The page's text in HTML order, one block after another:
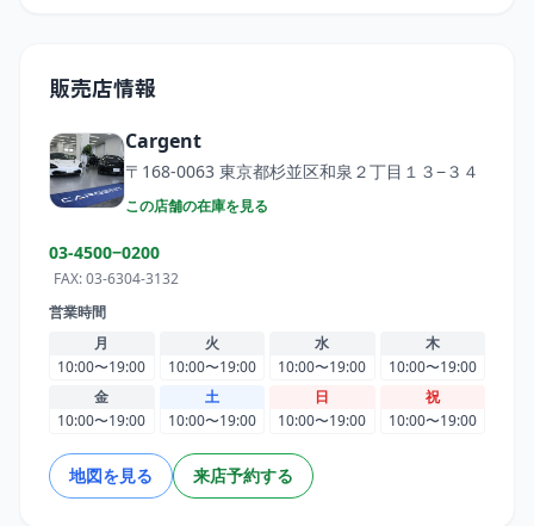
販売店情報
Cargent
〒168-0063 東京都杉並区和泉２丁目１３−３４
この店舗の在庫を見る
03-4500−0200
FAX:03-6304-3132
営業時間
月
10:00〜19:00
火
10:00〜19:00
水
10:00〜19:00
木
10:00〜19:00
金
10:00〜19:00
土
10:00〜19:00
日
10:00〜19:00
祝
10:00〜19:00
地図を見る 来店予約する